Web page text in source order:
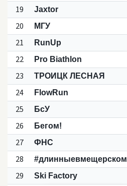
19
Jaxtor
20
МГУ
21
RunUp
22
Pro Biathlon
23
ТРОИЦК ЛЕСНАЯ
24
FlowRun
25
БсУ
26
Бегом!
27
ФНС
28
#длинныевмещерском
29
Ski Factory